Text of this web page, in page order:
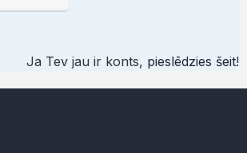
Ja Tev jau ir konts, pieslēdzies šeit!